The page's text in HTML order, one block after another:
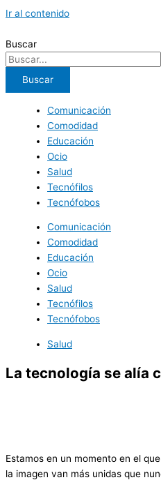
Ir al contenido
Buscar
Buscar
Comunicación
Comodidad
Educación
Ocio
Salud
Tecnófilos
Tecnófobos
Comunicación
Comodidad
Educación
Ocio
Salud
Tecnófilos
Tecnófobos
Salud
La tecnología se alía
Estamos en un momento en el
la imagen van más unidas que